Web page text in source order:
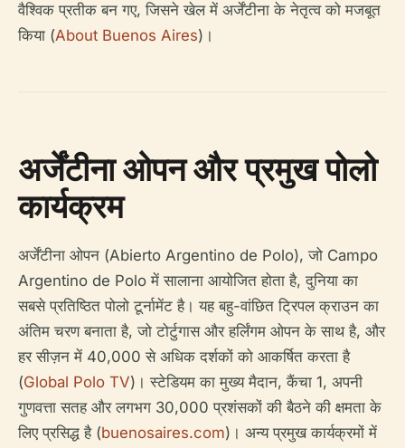
वैश्विक प्रतीक बन गए, जिसने खेल में अर्जेंटीना के नेतृत्व को मजबूत
किया (About Buenos Aires)।
अर्जेंटीना ओपन और प्रमुख पोलो
कार्यक्रम
अर्जेंटीना ओपन (Abierto Argentino de Polo), जो Campo
Argentino de Polo में सालाना आयोजित होता है, दुनिया का
सबसे प्रतिष्ठित पोलो टूर्नामेंट है। यह बहु-वांछित ट्रिपल क्राउन का
अंतिम चरण बनाता है, जो टोर्टुगास और हर्लिंगम ओपन के साथ है, और
हर सीज़न में 40,000 से अधिक दर्शकों को आकर्षित करता है
(Global Polo TV)। स्टेडियम का मुख्य मैदान, कैंचा 1, अपनी
गुणवत्ता सतह और लगभग 30,000 प्रशंसकों की बैठने की क्षमता के
लिए प्रसिद्ध है (buenosaires.com)। अन्य प्रमुख कार्यक्रमों में